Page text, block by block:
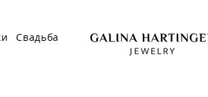
Свадьба